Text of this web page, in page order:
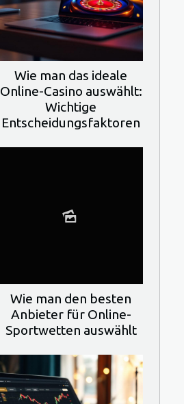
Wie man das ideale
Online-Casino auswählt:
Wichtige
Entscheidungsfaktoren
Wie man den besten
Anbieter für Online-
Sportwetten auswählt